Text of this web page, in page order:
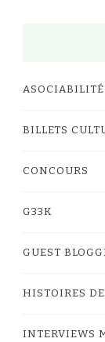
ASOCIABILITÉ
BILLETS
CONCOURS
G33K
GUEST
HISTOIRES
INTERVIEWS